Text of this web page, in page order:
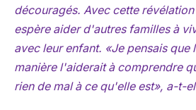
découragés. Avec cette
espère aider d'autres familles à
avec leur enfant. «Je pensais que
manière l'aiderait à comprendre
rien de mal à ce qu'elle est», a-t-